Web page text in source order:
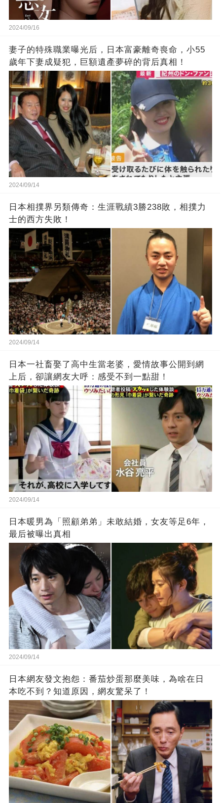
2024/09/16
妻子的特殊職業曝光后，日本富豪離奇喪命，小55
歲年下妻成疑犯，巨額遺產夢碎的背后真相！
2024/09/14
日本相撲界另類傳奇：生涯戰績3勝238敗，相撲力
士的西方失敗！
2024/09/14
日本一社畜娶了高中生當老婆，愛情故事公開到網
上后，卻讓網友大呼：感受不到一點甜！
2024/09/14
日本暖男為「照顧弟弟」未敢結婚，女友等足6年，
最后被曝出真相
2024/09/14
日本網友發文抱怨：番茄炒蛋那麼美味，為啥在日
本吃不到？知道原因，網友驚呆了！